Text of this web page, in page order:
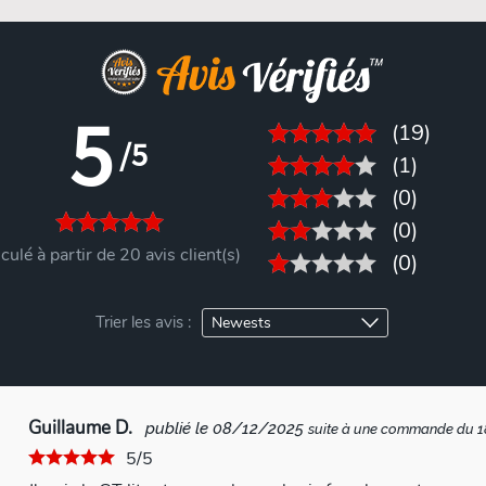
5/5
à partir de 20 avis client(s)
(19)
(1)
(0)
(0)
(0)
Trier les avis :
Guillaume D. publié le 08/12/2025 suite à une commande du
5/5